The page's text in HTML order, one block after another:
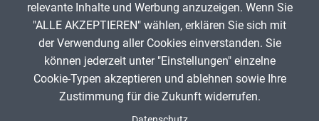
ANZEIGE
Spenden
relevante Inhalte und Werbung anzuzeigen. Wenn Sie
"ALLE AKZEPTIEREN" wählen, erklären Sie sich mit
der Verwendung aller Cookies einverstanden. Sie
können jederzeit unter "Einstellungen" einzelne
Cookie-Typen akzeptieren und ablehnen sowie Ihre
Zustimmung für die Zukunft widerrufen.